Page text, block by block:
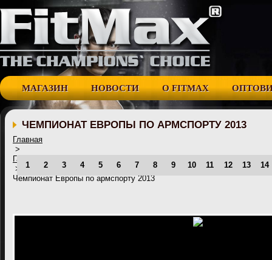
МАГАЗИН НОВОСТИ О FITMAX
ЧЕМПИОНАТ ЕВРОПЫ ПО АРМСПОРТУ 2013
Главная
>
Галерея
>
Чемпионат Европы по армспорту 2013
1 2 3 4 5 6 7 8 9 10 11 12 13 14